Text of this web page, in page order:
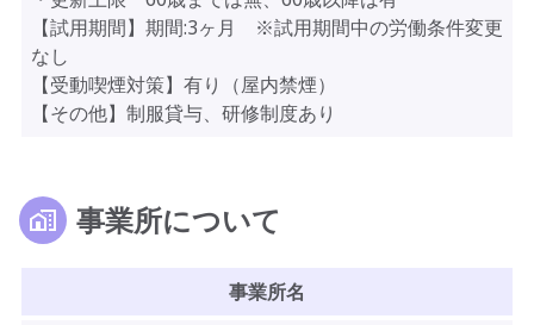
【試用期間】期間:3ヶ月 ※試用期間中の労働条件変更
なし
【受動喫煙対策】有り（屋内禁煙）
【その他】制服貸与、研修制度あり
事業所について
事業所名